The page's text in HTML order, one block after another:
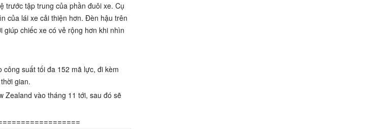
trước tập trung của phần đuôi xe. Cụ
của lái xe cải thiện hơn. Đèn hậu trên
chiếc xe có vẻ rộng hơn khi nhìn
công suất tối đa 152 mã lực, đi kèm
gian.
Zealand vào tháng 11 tới, sau đó sẽ